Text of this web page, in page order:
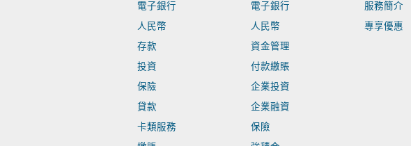
電子銀行
人民幣
存款
投資
保險
貸款
卡類服務
電子銀行
人民幣
資金管理
付款繳賬
企業投資
企業融資
保險
服務簡介
專享優惠